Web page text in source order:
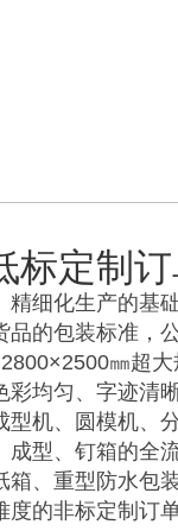
标定制
细化生产的基
的包装标准，
㎜超
均匀、字迹清
机、圆模机、
型、钉箱的全
、重型防水包
的非标定制订